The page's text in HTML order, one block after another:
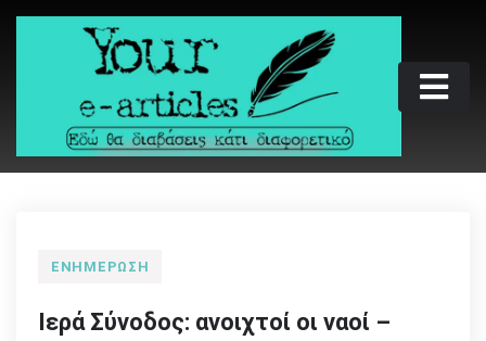
Skip
Your e-articles
Εδώ θα διαβάσεις κάτι διαφορετικό
ΕΝΗΜΈΡΩΣΗ
Ιερά Σύνοδος: ανοιχτοί οι ναοί –